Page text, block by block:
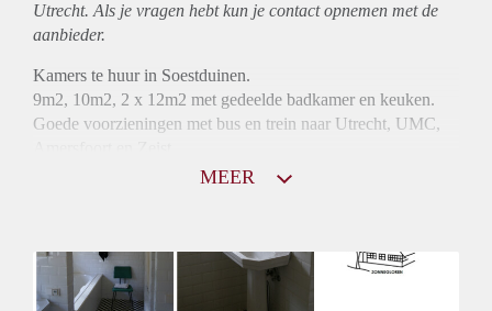
Utrecht. Als je vragen hebt kun je contact opnemen met de
aanbieder.
Kamers te huur in Soestduinen.
9m2, 10m2, 2 x 12m2 met gedeelde badkamer en keuken.
Goede voorzieningen met bus en trein naar Utrecht, UMC,
We verhuren short-stay en hebben daarom regelmatig weer
MEER